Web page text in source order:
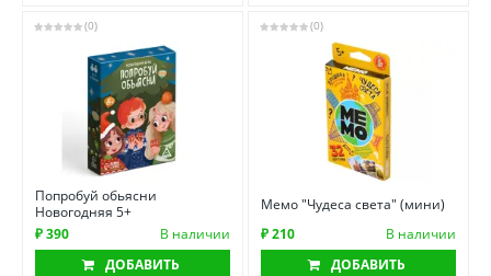
(0)
Попробуй обьясни
Новогодняя 5+
₽ 390
В наличии
ДОБАВИТЬ
(0)
Мемо "Чудеса света" (мини)
₽ 210
В наличии
ДОБАВИТЬ